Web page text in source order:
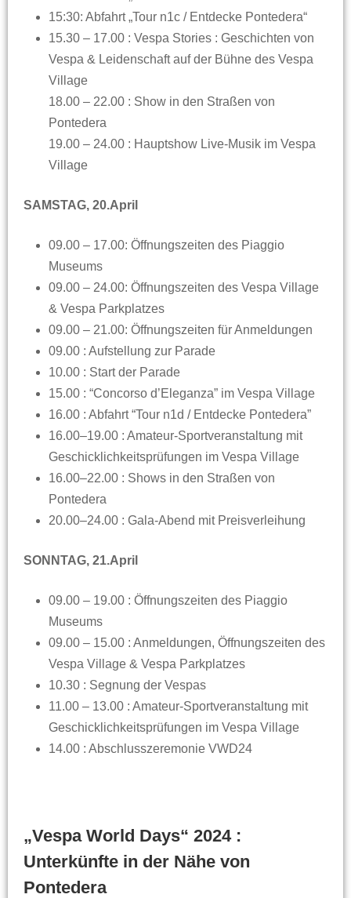
15:30: Abfahrt „Tour n1c / Entdecke Pontedera“
15.30 – 17.00 : Vespa Stories : Geschichten von
Vespa & Leidenschaft auf der Bühne des Vespa
Village
18.00 – 22.00 : Show in den Straßen von
Pontedera
19.00 – 24.00 : Hauptshow Live-Musik im Vespa
Village
SAMSTAG, 20.April
09.00 – 17.00: Öffnungszeiten des Piaggio
Museums
09.00 – 24.00: Öffnungszeiten des Vespa Village
& Vespa Parkplatzes
09.00 – 21.00: Öffnungszeiten für Anmeldungen
09.00 : Aufstellung zur Parade
10.00 : Start der Parade
15.00 : “Concorso d’Eleganza” im Vespa Village
16.00 : Abfahrt “Tour n1d / Entdecke Pontedera”
16.00–19.00 : Amateur-Sportveranstaltung mit
Geschicklichkeitsprüfungen im Vespa Village
16.00–22.00 : Shows in den Straßen von
Pontedera
20.00–24.00 : Gala-Abend mit Preisverleihung
SONNTAG, 21.April
09.00 – 19.00 : Öffnungszeiten des Piaggio
Museums
09.00 – 15.00 : Anmeldungen, Öffnungszeiten des
Vespa Village & Vespa Parkplatzes
10.30 : Segnung der Vespas
11.00 – 13.00 : Amateur-Sportveranstaltung mit
Geschicklichkeitsprüfungen im Vespa Village
14.00 : Abschlusszeremonie VWD24
„Vespa World Days“ 2024 :
Unterkünfte in der Nähe von
Pontedera